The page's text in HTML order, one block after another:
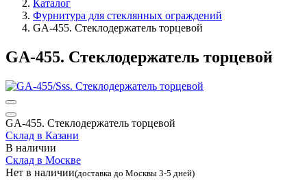
Каталог
Фурнитура для стеклянных ограждений
GA-455. Стеклодержатель торцевой
GA-455. Стеклодержатель торцевой
GA-455. Стеклодержатель торцевой
Склад в Казани
В наличии
Склад в Москве
Нет в наличии(доставка до Москвы 3-5 дней)